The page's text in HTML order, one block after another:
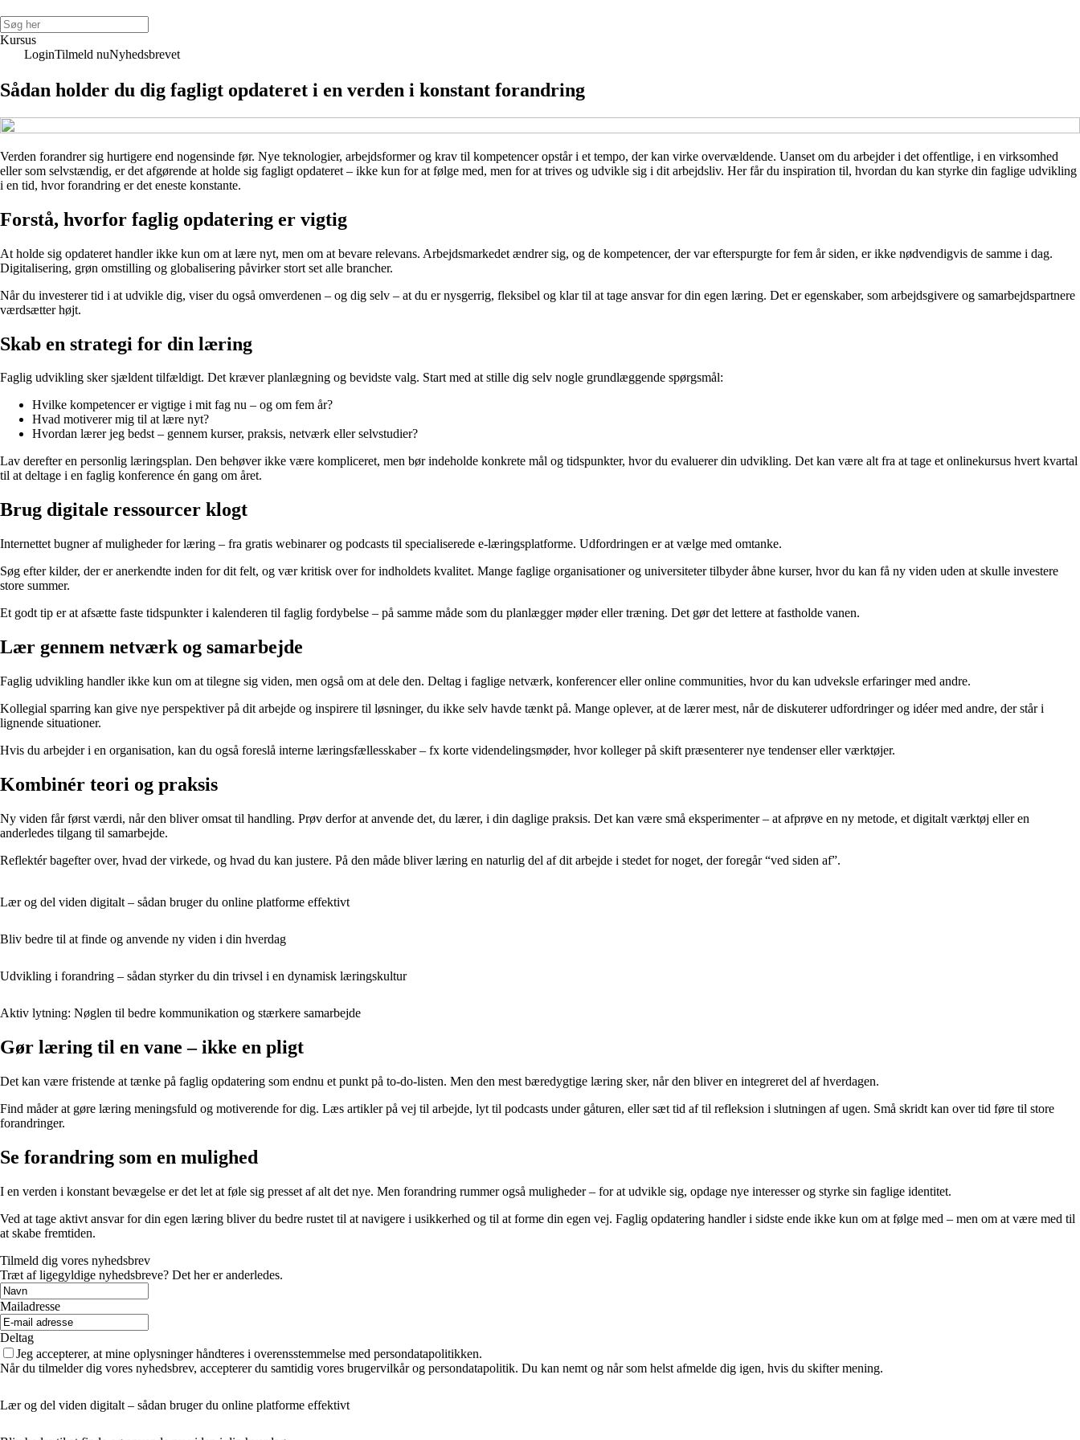
Kursus
LoginTilmeld nuNyhedsbrevet
Sådan holder du dig fagligt opdateret i en verden i konstant forandring
Verden forandrer sig hurtigere end nogensinde før. Nye teknologier, arbejdsformer og krav til kompetencer opstår i et tempo, der kan virke overvældende. Uanset om du arbejder i det offentlige, i en virksomhed
eller som selvstændig, er det afgørende at holde sig fagligt opdateret – ikke kun for at følge med, men for at trives og udvikle sig i dit arbejdsliv. Her får du inspiration til, hvordan du kan styrke din faglige udvikling
i en tid, hvor forandring er det eneste konstante.
Forstå, hvorfor faglig opdatering er vigtig
At holde sig opdateret handler ikke kun om at lære nyt, men om at bevare relevans. Arbejdsmarkedet ændrer sig, og de kompetencer, der var efterspurgte for fem år siden, er ikke nødvendigvis de samme i dag.
Digitalisering, grøn omstilling og globalisering påvirker stort set alle brancher.
Når du investerer tid i at udvikle dig, viser du også omverdenen – og dig selv – at du er nysgerrig, fleksibel og klar til at tage ansvar for din egen læring. Det er egenskaber, som arbejdsgivere og samarbejdspartnere
værdsætter højt.
Skab en strategi for din læring
Faglig udvikling sker sjældent tilfældigt. Det kræver planlægning og bevidste valg. Start med at stille dig selv nogle grundlæggende spørgsmål:
Hvilke kompetencer er vigtige i mit fag nu – og om fem år?
Hvad motiverer mig til at lære nyt?
Hvordan lærer jeg bedst – gennem kurser, praksis, netværk eller selvstudier?
Lav derefter en personlig læringsplan. Den behøver ikke være kompliceret, men bør indeholde konkrete mål og tidspunkter, hvor du evaluerer din udvikling. Det kan være alt fra at tage et onlinekursus hvert kvartal
til at deltage i en faglig konference én gang om året.
Brug digitale ressourcer klogt
Internettet bugner af muligheder for læring – fra gratis webinarer og podcasts til specialiserede e-læringsplatforme. Udfordringen er at vælge med omtanke.
Søg efter kilder, der er anerkendte inden for dit felt, og vær kritisk over for indholdets kvalitet. Mange faglige organisationer og universiteter tilbyder åbne kurser, hvor du kan få ny viden uden at skulle investere
store summer.
Et godt tip er at afsætte faste tidspunkter i kalenderen til faglig fordybelse – på samme måde som du planlægger møder eller træning. Det gør det lettere at fastholde vanen.
Lær gennem netværk og samarbejde
Faglig udvikling handler ikke kun om at tilegne sig viden, men også om at dele den. Deltag i faglige netværk, konferencer eller online communities, hvor du kan udveksle erfaringer med andre.
Kollegial sparring kan give nye perspektiver på dit arbejde og inspirere til løsninger, du ikke selv havde tænkt på. Mange oplever, at de lærer mest, når de diskuterer udfordringer og idéer med andre, der står i
lignende situationer.
Hvis du arbejder i en organisation, kan du også foreslå interne læringsfællesskaber – fx korte videndelingsmøder, hvor kolleger på skift præsenterer nye tendenser eller værktøjer.
Kombinér teori og praksis
Ny viden får først værdi, når den bliver omsat til handling. Prøv derfor at anvende det, du lærer, i din daglige praksis. Det kan være små eksperimenter – at afprøve en ny metode, et digitalt værktøj eller en
anderledes tilgang til samarbejde.
Reflektér bagefter over, hvad der virkede, og hvad du kan justere. På den måde bliver læring en naturlig del af dit arbejde i stedet for noget, der foregår “ved siden af”.
Lær og del viden digitalt – sådan bruger du online platforme effektivt
Bliv bedre til at finde og anvende ny viden i din hverdag
Udvikling i forandring – sådan styrker du din trivsel i en dynamisk læringskultur
Aktiv lytning: Nøglen til bedre kommunikation og stærkere samarbejde
Gør læring til en vane – ikke en pligt
Det kan være fristende at tænke på faglig opdatering som endnu et punkt på to-do-listen. Men den mest bæredygtige læring sker, når den bliver en integreret del af hverdagen.
Find måder at gøre læring meningsfuld og motiverende for dig. Læs artikler på vej til arbejde, lyt til podcasts under gåturen, eller sæt tid af til refleksion i slutningen af ugen. Små skridt kan over tid føre til store
forandringer.
Se forandring som en mulighed
I en verden i konstant bevægelse er det let at føle sig presset af alt det nye. Men forandring rummer også muligheder – for at udvikle sig, opdage nye interesser og styrke sin faglige identitet.
Ved at tage aktivt ansvar for din egen læring bliver du bedre rustet til at navigere i usikkerhed og til at forme din egen vej. Faglig opdatering handler i sidste ende ikke kun om at følge med – men om at være med til
at skabe fremtiden.
Tilmeld dig vores nyhedsbrev
Træt af ligegyldige nyhedsbreve? Det her er anderledes.
Mailadresse
Deltag
Jeg accepterer, at mine oplysninger håndteres i overensstemmelse med persondatapolitikken.
Når du tilmelder dig vores nyhedsbrev, accepterer du samtidig vores brugervilkår og persondatapolitik. Du kan nemt og når som helst afmelde dig igen, hvis du skifter mening.
Lær og del viden digitalt – sådan bruger du online platforme effektivt